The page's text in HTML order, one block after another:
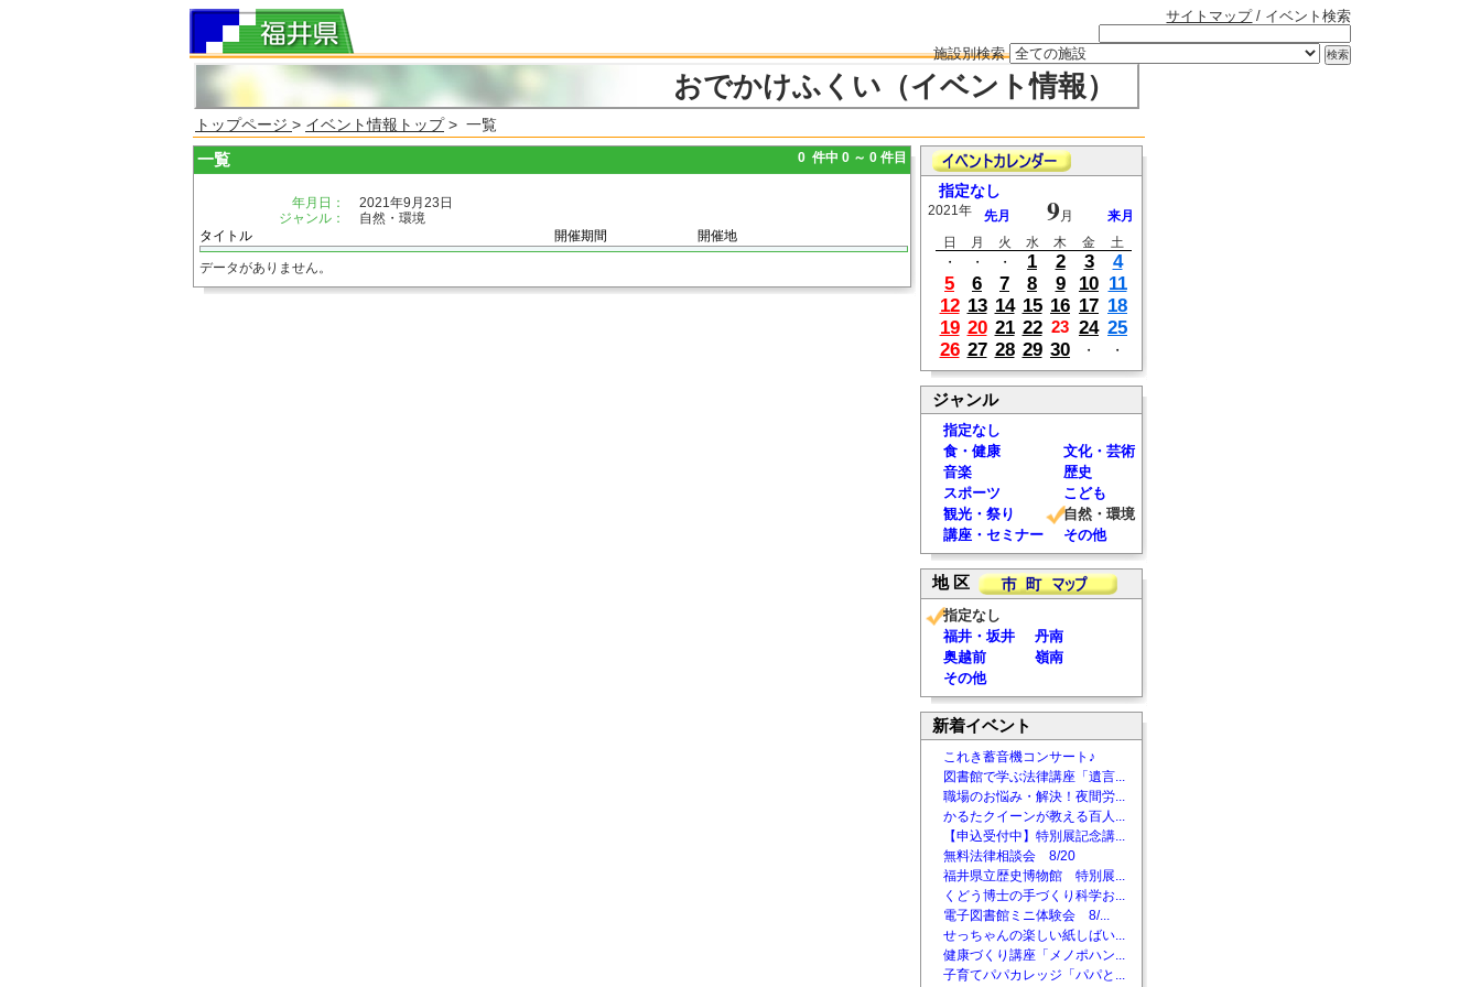
サイトマップ/ イベント検索
施設別検索
おでかけふくい（イベント情報）
トップページ > イベント情報トップ> 一覧
一覧 0 件中 0 ～ 0 件目
年月日：
2021年9月23日
ジャンル：
自然・環境
タイトル
開催期間 開催地
データがありません。
指定なし
2021年 先月 9月
来月
日
月 火 水 木 金
土
・
・ ・ 1 2 3
4
5
6 7 8 9 10 11
12 13 14 15 16 17 18
19 20 21 22 23 24 25
26 27 28 29 30 ・ ・
ジャンル
指定なし
食・健康
文化・芸術
音楽
歴史
スポーツ
こども
観光・祭り
自然・環境
講座・セミナー
その他
地 区
指定なし
福井・坂井
丹南
奥越前
嶺南
その他
新着イベント
これき蓄音機コンサート♪
図書館で学ぶ法律講座「遺言...
職場のお悩み・解決！夜間労...
かるたクイーンが教える百人...
【申込受付中】特別展記念講...
無料法律相談会 8/20
福井県立歴史博物館 特別展...
くどう博士の手づくり科学お...
電子図書館ミニ体験会 8/...
せっちゃんの楽しい紙しばい...
健康づくり講座「メノポハン...
子育てパパカレッジ「パパと...